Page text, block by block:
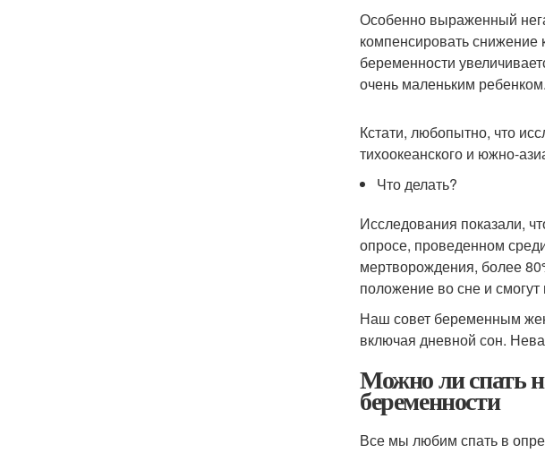
Особенно выраженный
компенсировать снижение
беременности
очень маленьким ребенком.
Кстати, любопытно, что
тихоокеанского и южно-
Что делать?
Исследования показали,
опросе, проведенном
мертворождения, более
положение во сне и
Наш совет беременным
включая дневной сон.
Можно ли спать
беременности
Все мы любим спать в